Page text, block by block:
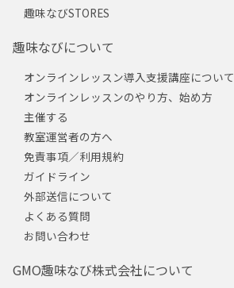
趣味なびSTORES
趣味なびについて
オンラインレッスン導入支援講座について
オンラインレッスンのやり方、始め方
主催する
教室運営者の方へ
免責事項／利用規約
ガイドライン
外部送信について
よくある質問
お問い合わせ
GMO趣味なび株式会社について